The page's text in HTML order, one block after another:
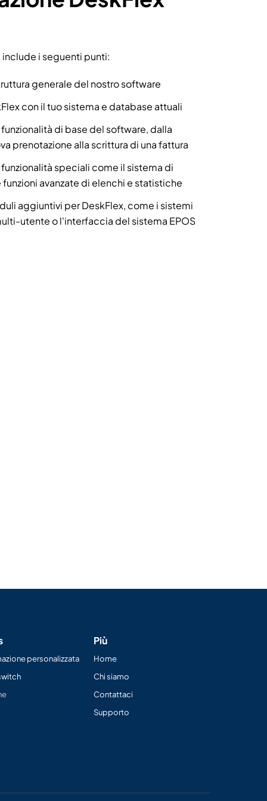
include i seguenti punti:
generale del nostro software
con il tuo sistema e database attuali
di base del software, dalla
prenotazione alla scrittura di una fattura
speciali come il sistema di
avanzate di elenchi e statistiche
aggiuntivi per DeskFlex, come i sistemi
utente o l'interfaccia del sistema EPOS
personalizzata
Più
Home
Chi siamo
Contattaci
Supporto